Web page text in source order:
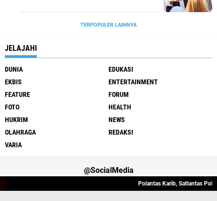
TERPOPULER LAINNYA
JELAJAHI
DUNIA
EDUKASI
EKBIS
ENTERTAINMENT
FEATURE
FORUM
FOTO
HEALTH
HUKRIM
NEWS
OLAHRAGA
REDAKSI
VARIA
@SocialMedia
Polantas Karib, Satlantas